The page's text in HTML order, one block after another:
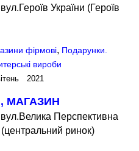
України (Героїв
фірмові, Подарунки.
вироби
2021
МАГАЗИН
Перспективна
ринок)